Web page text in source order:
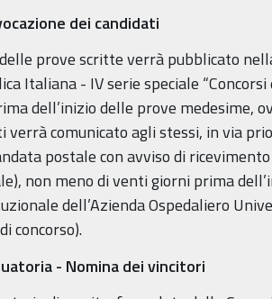
dei candidati
prove scritte verrà pubblicato
Italiana - IV serie speciale
dell’inizio delle prove medesime,
verrà comunicato agli stessi, in via
postale con avviso di
non meno di venti giorni prima
dell’Azienda Ospedaliero
concorso).
- Nomina dei vincitori